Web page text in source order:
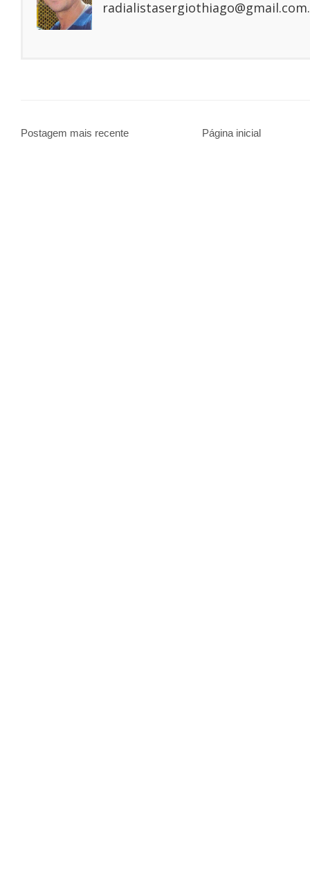
radialistasergiothiago@gmail.com.
Postagem mais recente Página inicial